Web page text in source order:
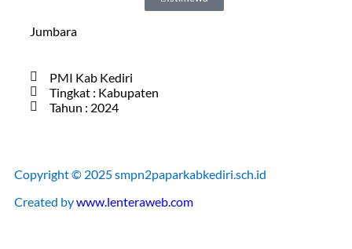
Jumbara
PMI Kab Kediri
Tingkat : Kabupaten
Tahun : 2024
Copyright © 2025 smpn2paparkabkediri.sch.id
Created bywww.lenteraweb.com